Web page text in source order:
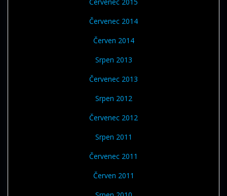
Červenec 2015
Červenec 2014
Červen 2014
Srpen 2013
Červenec 2013
Srpen 2012
Červenec 2012
Srpen 2011
Červenec 2011
Červen 2011